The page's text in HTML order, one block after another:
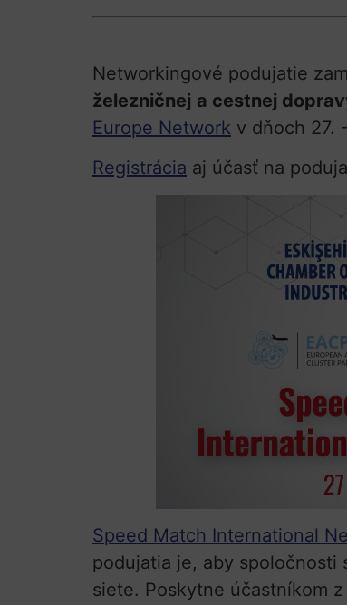
Networkingové podujatie
železničnej a cestnej
Europe Network v dňoch 27.
Registrácia aj účasť na
Speed Match International
podujatia je, aby spoločnosti
siete. Poskytne účastníkom